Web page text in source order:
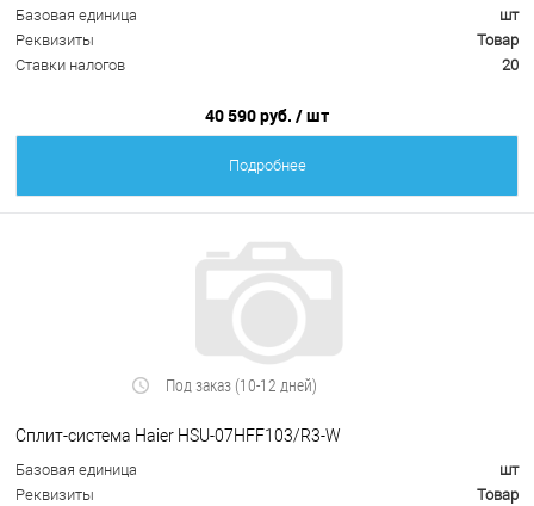
Базовая единица
шт
Реквизиты
Товар
Ставки налогов
20
40 590 руб. / шт
Подробнее
Под заказ (10-12 дней)
Cплит-система Haier HSU-07HFF103/R3-W
Базовая единица
шт
Реквизиты
Товар